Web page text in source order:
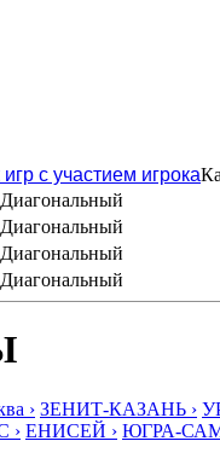
с участием игрока
Диагональный
Диагональный
Диагональный
Диагональный
› ЗЕНИТ-КАЗАНЬ ›
› ЕНИСЕЙ › ЮГРА-